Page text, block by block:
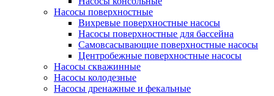
Насосы поверхностные
Вихревые поверхностные насосы
Насосы поверхностные для бассейна
Самовсасывающие поверхностные насосы
Центробежные поверхностные насосы
Насосы скважинные
Насосы колодезные
Насосы дренажные и фекальные